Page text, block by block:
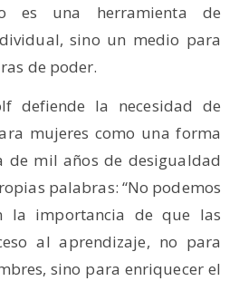
es una herramienta de
sino un medio para
de poder.
defiende la necesidad de
mujeres como una forma
de mil años de desigualdad
palabras: “No podemos
la importancia de que las
al aprendizaje, no para
sino para enriquecer el